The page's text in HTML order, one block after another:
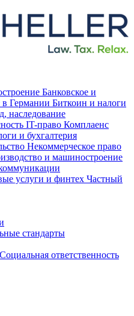
Банковское и
в Германии Биткоин и налоги
наследование
IT-право Комплаенс
и бухгалтерия
Некоммерческое право
и машиностроение
услуги и финтех Частный
стандарты
Социальная ответственность